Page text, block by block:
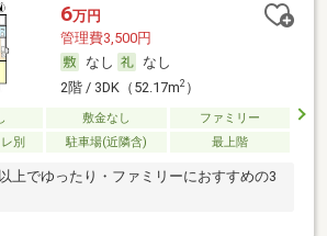
6万円
管理費3,500円
なし
なし
2階 / 3DK（52.17m2）
敷金なし
ファミリー
別
駐車場(近隣含) 最上階
上でゆったり・ファミリーにおすすめの3